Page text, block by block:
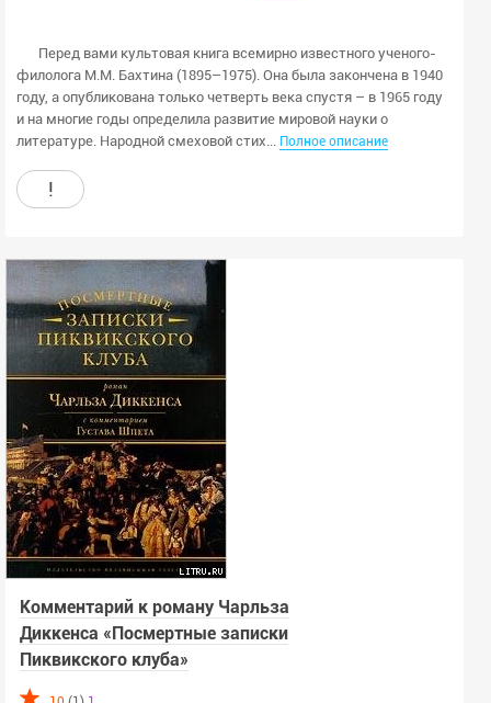
Перед вами культовая книга всемирно известного ученого-
филолога М.М. Бахтина (1895–1975). Она была закончена в 1940
году, а опубликована только четверть века спустя – в 1965 году
и на многие годы определила развитие мировой науки о
литературе. Народной смеховой стих... Полное описание
!
Комментарий к роману Чарльза
Диккенса «Посмертные записки
Пиквикского клуба»